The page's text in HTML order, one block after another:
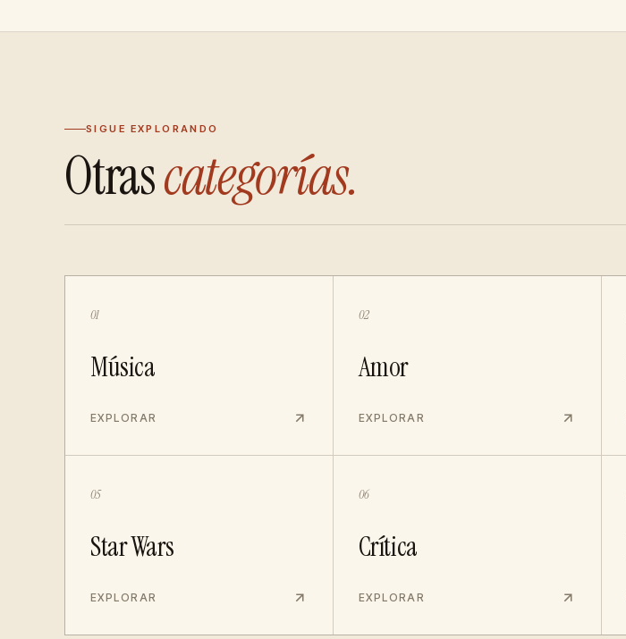
SIGUE EXPLORANDO
Otrascategorías.
01
Música
EXPLORAR
02
Amor
EXPLORAR
05
Star Wars
EXPLORAR
06
Crítica
EXPLORAR